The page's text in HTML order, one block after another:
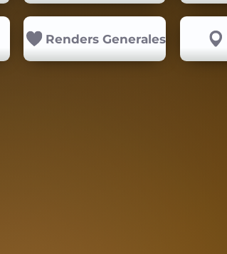
Renders Generales